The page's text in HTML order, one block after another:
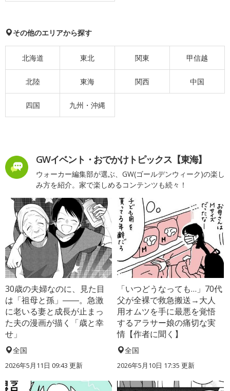
その他のエリアから探す
北海道 東北 関東 甲信越
北陸 東海 関西 中国
四国 九州・沖縄
GWイベント・おでかけトピックス【東海】
ウォーカー編集部が選ぶ、GW(ゴールデンウィーク)の楽し
み方を紹介。家で楽しめるコンテンツも続々！
30歳の夫婦なのに、見た目
は「祖母と孫」――。急激
に老いる妻と成長が止まっ
た夫の漫画が描く「歳と幸
せ」
全国
2026年5月11日 09:43 更新
「いつどうなっても…」70代
父が全裸で救急搬送→大人
用オムツを手に最悪を覚悟
するアラサー娘の痛切な実
情【作者に聞く】
全国
2026年5月10日 17:35 更新